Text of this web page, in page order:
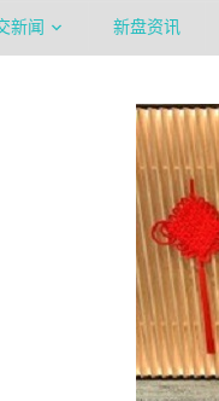
新闻 新盘资讯